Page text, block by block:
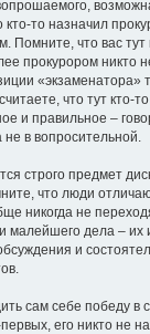
кто-то назначил
Помните, что вас
прокурором никто
«экзаменатора»
что тут кто-
и правильное –
в вопросительной.
строго предмет
что люди
никогда не
малейшего дела – их
и
сам себе победу в
его никто не